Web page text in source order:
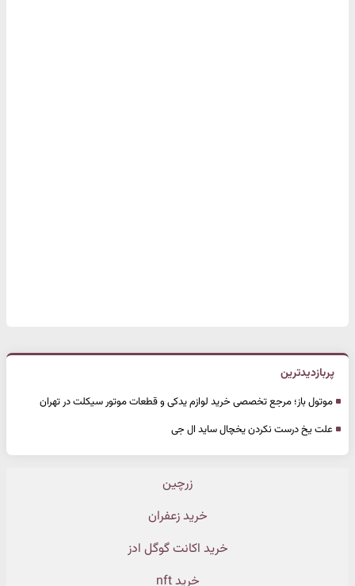
پربازدیدترین
موتول باز؛ مرجع تخصصی خرید لوازم یدکی و قطعات موتور سیکلت در تهران
علت یخ درست نکردن یخچال ساید ال جی
زرچین
خرید زعفران
خرید اکانت گوگل ادز
خرید nft